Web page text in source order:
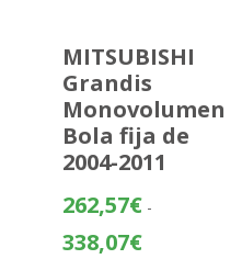
MITSUBISHI
Grandis
Monovolumen
Bola fija de
2004-2011
262,57€ -
338,07€Rango